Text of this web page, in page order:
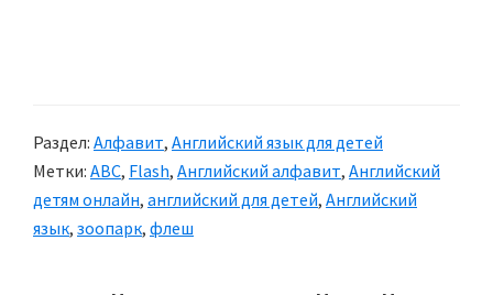
Раздел: Алфавит, Английский язык для детей
Метки: ABC, Flash, Английский алфавит, Английский
детям онлайн, английский для детей, Английский
язык, зоопарк, флеш